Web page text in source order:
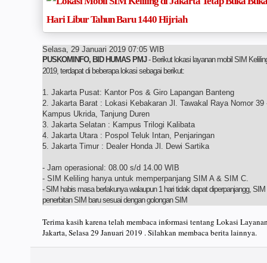
Selasa, 29 Januari 2019 07:05 WIB
PUSKOMINFO, BID HUMAS PMJ- Berikut lokasi layanan mobil SIM
2019, terdapat di beberapa lokasi sebagai berikut:
1. Jakarta Pusat: Kantor Pos & Giro Lapangan Banteng
2. Jakarta Barat : Lokasi Kebakaran Jl. Tawakal Raya Nomor 39
Kampus Ukrida, Tanjung Duren
3. Jakarta Selatan : Kampus Trilogi Kalibata
4. Jakarta Utara : Pospol Teluk Intan, Penjaringan
5. Jakarta Timur : Dealer Honda Jl. Dewi Sartika
- Jam operasional: 08.00 s/d 14.00 WIB
- SIM Keliling hanya untuk memperpanjang SIM A & SIM C.
- SIM habis masa berlakunya walaupun 1 hari tidak dapat diperpanjangg,
penerbitan SIM baru sesuai dengan golongan SIM
Terima kasih karena telah membaca informasi tentang Lokasi
Jakarta, Selasa 29 Januari 2019 . Silahkan membaca berita lainnya.